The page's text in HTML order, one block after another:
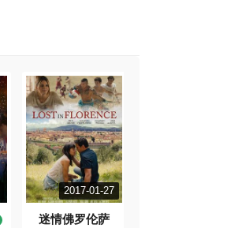
2017-01-27
迷情佛罗伦萨